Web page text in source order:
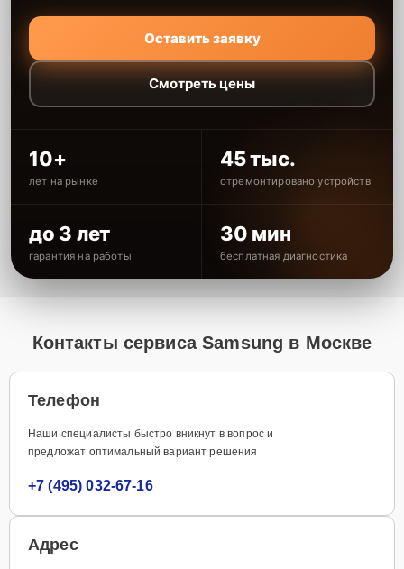
Оставить заявку
Смотреть цены
10+
лет на рынке
45 тыс.
отремонтировано устройств
до 3 лет
гарантия на работы
30 мин
бесплатная диагностика
Контакты сервиса Samsung в Москве
Телефон
Наши специалисты быстро вникнут в вопрос и
предложат оптимальный вариант решения
+7 (495) 032-67-16
Адрес